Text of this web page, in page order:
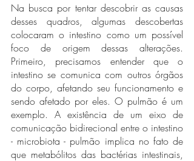
Na busca por tentar descobrir as causas
desses quadros, algumas descobertas
colocaram o intestino como um possível
foco de origem dessas alterações.
Primeiro, precisamos entender que o
intestino se comunica com outros órgãos
do corpo, afetando seu funcionamento e
sendo afetado por eles. O pulmão é um
exemplo. A existência de um eixo de
comunicação bidirecional entre o intestino
- microbiota - pulmão implica no fato de
que metabólitos das bactérias intestinais,